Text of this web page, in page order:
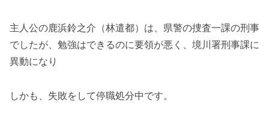
主人公の鹿浜鈴之介（林遣都）は、県警の捜査一課の刑事
でしたが、勉強はできるのに要領が悪く、境川署刑事課に
異動になり
しかも、失敗をして停職処分中です。